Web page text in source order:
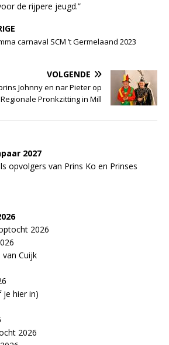
de rijpere jeugd.”
carnaval SCM ’t Germelaand 2023
VOLGENDE
Johnny en nar Pieter op
Regionale Pronkzitting in Mill
2027
opvolgers van Prins Ko en Prinses
2026
Cuijk
je hier in)
2026